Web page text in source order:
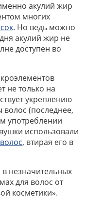
акулий жир
многих
. Но ведь можно
акулий жир не
доступен во
не только на
укреплению
волос (последнее,
употреблении
использовали
, втирая его в
незначительных
для волос от
косметики».